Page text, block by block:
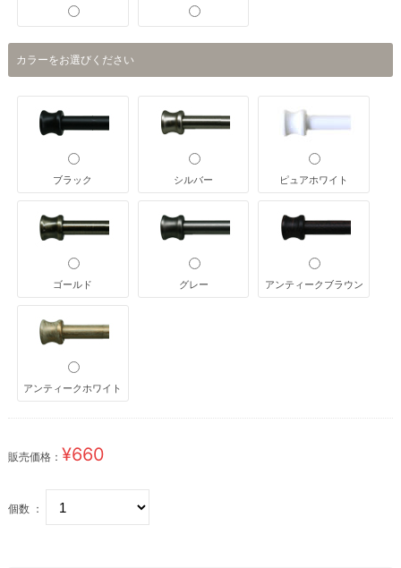
カラーをお選びください
ブラック シルバー ピュアホワイト
ゴールド グレー アンティークブラウン
アンティークホワイト
販売価格： ¥660
個数 ：